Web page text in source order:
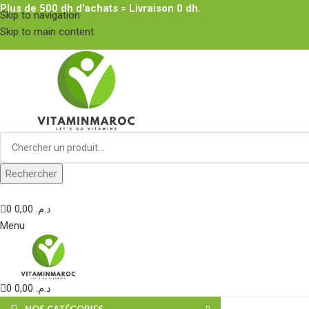
Skip to navigation
Skip to main content
Plus de 500 dh d'achats = Livraison 0 dh.
Rechercher
0
د.م.
Menu
0 د.م.